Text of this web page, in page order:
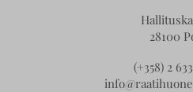
28100
(+358) 2